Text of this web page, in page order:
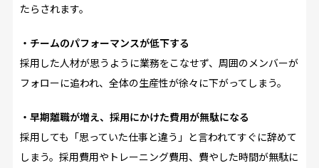
たらされます。
・チームのパフォーマンスが低下する
採用した人材が思うように業務をこなせず、周囲のメンバーが
フォローに追われ、全体の生産性が徐々に下がってしまう。
・早期離職が増え、採用にかけた費用が無駄になる
採用しても「思っていた仕事と違う」と言われてすぐに辞めて
しまう。採用費用やトレーニング費用、費やした時間が無駄に